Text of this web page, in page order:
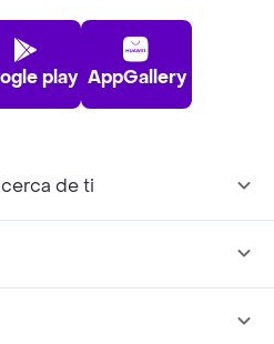
play AppGallery
de ti